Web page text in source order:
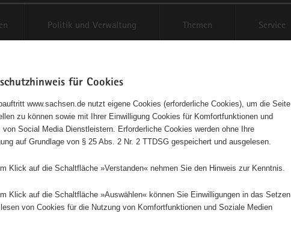
Politik und Verwaltung Themen Service
und
Dieses Projekt ist besonders für Kinder und Jugendliche geeignet.
für Cookies
www.sachsen.de nutzt eigene Cookies (erforderliche Cookies), um die Seite
zu können sowie mit Ihrer Einwilligung Cookies für Komfortfunktionen und
von Social Media Dienstleistern. Erforderliche Cookies werden ohne Ihre
auf Grundlage von § 25 Abs. 2 Nr. 2 TTDSG gespeichert und ausgelesen.
Klick auf die Schaltfläche »Verstanden« nehmen Sie den Hinweis zur Kenntnis.
Klick auf die Schaltfläche »Auswählen« können Sie Einwilligungen in das Setzen
von Cookies für die Nutzung von Komfortfunktionen und Soziale Medien